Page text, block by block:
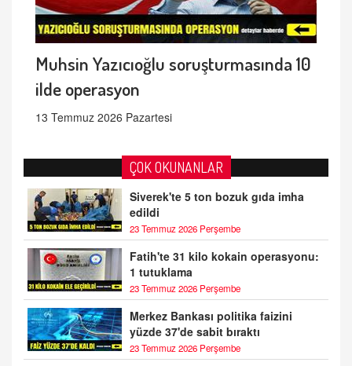
Muhsin Yazıcıoğlu soruşturmasında 10
ilde operasyon
13 Temmuz 2026 Pazartesi
ÇOK OKUNANLAR
Siverek'te 5 ton bozuk gıda imha
edildi
23 Temmuz 2026 Perşembe
Fatih'te 31 kilo kokain operasyonu:
1 tutuklama
23 Temmuz 2026 Perşembe
Merkez Bankası politika faizini
yüzde 37'de sabit bıraktı
23 Temmuz 2026 Perşembe